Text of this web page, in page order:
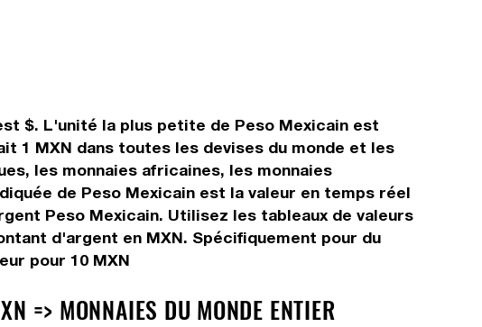
$. L'unité la plus petite de Peso Mexicain est
1 MXN dans toutes les devises du monde et les
les monnaies africaines, les monnaies
de Peso Mexicain est la valeur en temps réel
Peso Mexicain. Utilisez les tableaux de valeurs
d'argent en MXN. Spécifiquement pour du
pour 10 MXN
=> MONNAIES DU MONDE ENTIER